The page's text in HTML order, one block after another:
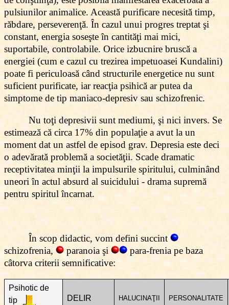
pulsiunilor animalice. Această purificare necesită timp,
răbdare, perseverenţă. În cazul unui progres treptat şi
constant, energia soseşte în cantităţi mai mici,
suportabile, controlabile. Orice izbucnire bruscă a
energiei (cum e cazul cu trezirea impetuoasei Kundalini)
poate fi periculoasă când structurile energetice nu sunt
suficient purificate, iar reacţia psihică ar putea da
simptome de tip maniaco-depresiv sau schizofrenic.
Nu toţi depresivii sunt mediumi, şi nici invers. Se
estimează că circa 17% din populaţie a avut la un
moment dat un astfel de episod grav. Depresia este deci
o adevărată problemă a societăţii. Scade dramatic
receptivitatea minţii la impulsurile spiritului, culminând
uneori în actul absurd al suicidului - drama supremă
pentru spiritul încarnat.
În scop didactic, vom defini succint
schizofrenia,
paranoia şi
para-frenia pe baza
câtorva criterii semnificative:
Psihotic de
tip
DELIR HALUCINAŢII PERSONALITATE